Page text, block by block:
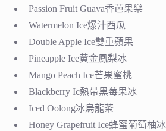
Passion Fruit Guava香芭果樂
Watermelon Ice爆汁西瓜
Double Apple Ice雙重蘋果
Pineapple Ice黃金鳳梨冰
Mango Peach Ice芒果蜜桃
Blackberry Ic熱帶黑莓果冰
Iced Oolong冰烏龍茶
Honey Grapefruit Ice蜂蜜葡萄柚冰